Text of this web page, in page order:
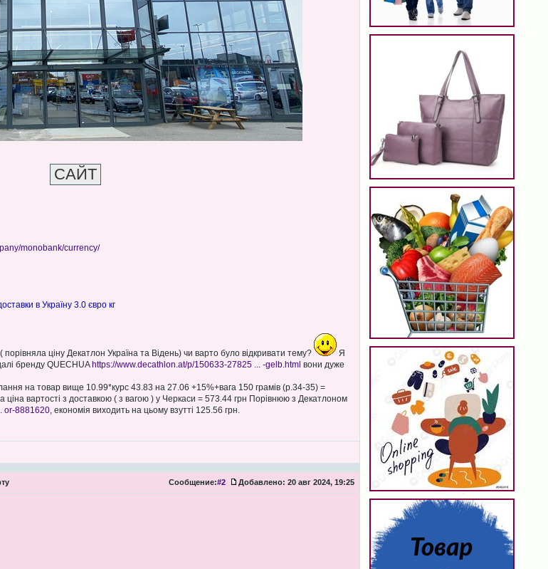
monobank/currency/
в Україну 3.0 євро кг
ціну Декатлон Україна та Відень) чи варто було відкривати тему?
Я
бренду QUECHUA https://www.decathlon.at/p/150633-27825 ... -gelb.html вони дуже
на товар вище 10.99*курс 43.83 на 27.06 +15%+вага 150 грамів (р.34-35) =
вартості з доставкою ( з вагою ) у Черкаси = 573.44 грн Порівнюю з Декатлоном
or-8881620, економія виходить на цьому взутті 125.56 грн.
Сообщение:#2 Добавлено: 20 авг 2024, 19:25